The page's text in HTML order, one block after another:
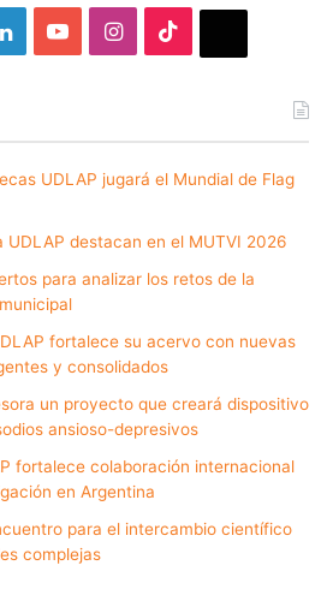
LinkedInYouTubeInstagram
UDLAP jugará el Mundial de Flag
UDLAP destacan en el MUTVI 2026
para analizar los retos de la
fortalece su acervo con nuevas
y consolidados
un proyecto que creará dispositivo
ansioso-depresivos
fortalece colaboración internacional
en Argentina
para el intercambio científico
complejas